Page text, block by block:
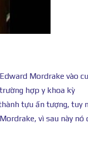
Mordrake vào
hợp y khoa kỳ
tựu ấn tượng, tuy
vì sau này nó